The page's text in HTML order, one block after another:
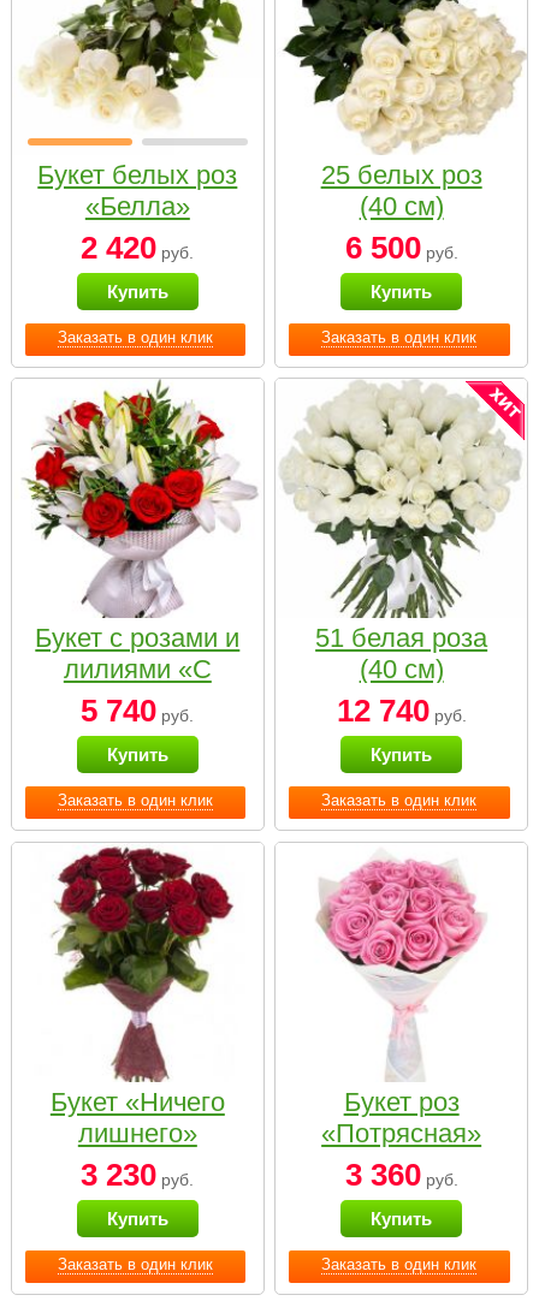
Заказать в один клик
Букет белых роз
«Белла»
2 420 руб.
Купить
Заказать в один клик
25 белых роз
(40 см)
6 500руб.
Купить
Заказать в один клик
Букет с розами и
лилиями «С
наилучшими
пожеланиями»
5 740 руб.
Купить
Заказать в один клик
51 белая роза
(40 см)
12 740руб.
Купить
Заказать в один клик
Букет «Ничего
лишнего»
3 230 руб.
Купить
Заказать в один клик
Букет роз
«Потрясная»
3 360руб.
Купить